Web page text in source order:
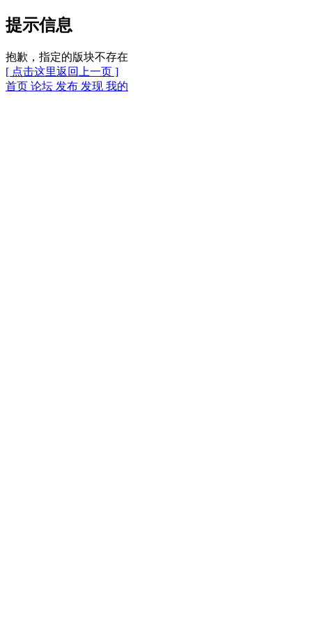
提示信息
抱歉，指定的版块不存在
[ 点击这里返回上一页 ]
首页 论坛 发布 发现 我的